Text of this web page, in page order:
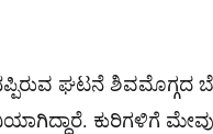
ಘಟನೆ ಶಿವಮೊಗ್ಗದ
ಕುರಿಗಳಿಗೆ